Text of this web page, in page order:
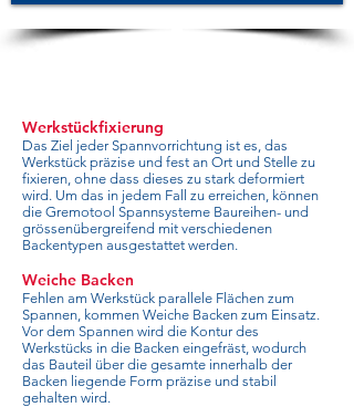
Werkstückfixierung
Das Ziel jeder Spannvorrichtung ist es, das
Werkstück präzise und fest an Ort und Stelle zu
fixieren, ohne dass dieses zu stark deformiert
wird. Um das in jedem Fall zu erreichen, können
die Gremotool Spannsysteme Baureihen- und
grössenübergreifend mit verschiedenen
Backentypen ausgestattet werden.
Weiche Backen
Fehlen am Werkstück parallele Flächen zum
Spannen, kommen Weiche Backen zum Einsatz.
Vor dem Spannen wird die Kontur des
Werkstücks in die Backen eingefräst, wodurch
das Bauteil über die gesamte innerhalb der
Backen liegende Form präzise und stabil
gehalten wird.